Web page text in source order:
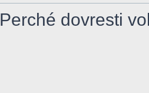
Perché dovresti